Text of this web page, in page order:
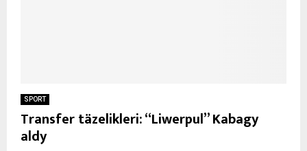
SPORT
Transfer täzelikleri: “Liwerpul” Kabagy
aldy